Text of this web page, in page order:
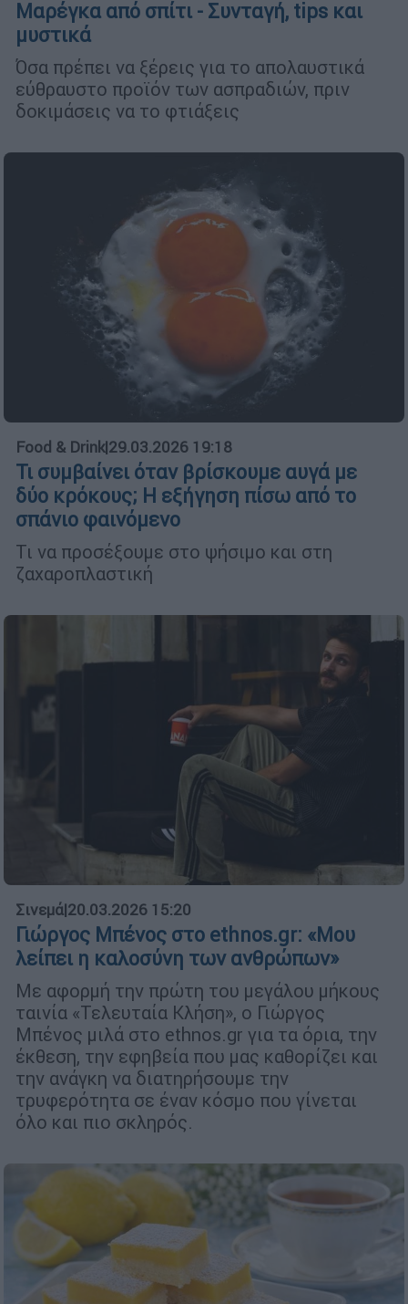
Μαρέγκα από σπίτι - Συνταγή, tips και
μυστικά
Όσα πρέπει να ξέρεις για το απολαυστικά
εύθραυστο προϊόν των ασπραδιών, πριν
δοκιμάσεις να το φτιάξεις
Food & Drink|29.03.2026 19:18
Τι συμβαίνει όταν βρίσκουμε αυγά με
δύο κρόκους; Η εξήγηση πίσω από το
σπάνιο φαινόμενο
Τι να προσέξουμε στο ψήσιμο και στη
ζαχαροπλαστική
Σινεμά|20.03.2026 15:20
Γιώργος Μπένος στο ethnos.gr: «Μου
λείπει η καλοσύνη των ανθρώπων»
Με αφορμή την πρώτη του μεγάλου μήκους
ταινία «Τελευταία Κλήση», ο Γιώργος
Μπένος μιλά στο ethnos.gr για τα όρια, την
έκθεση, την εφηβεία που μας καθορίζει και
την ανάγκη να διατηρήσουμε την
τρυφερότητα σε έναν κόσμο που γίνεται
όλο και πιο σκληρός.